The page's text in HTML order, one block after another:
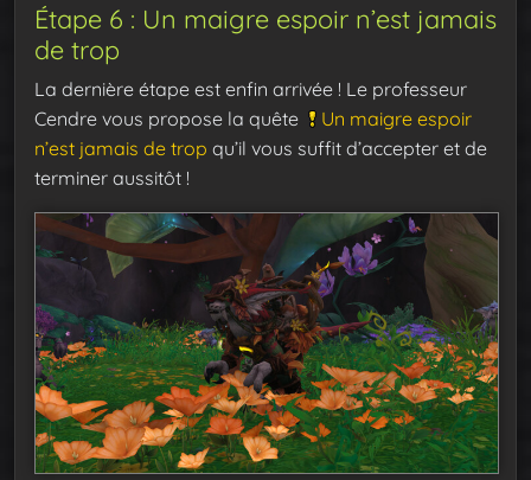
Étape 6 : Un maigre espoir n’est jamais
de trop
La dernière étape est enfin arrivée ! Le professeur
Cendre vous propose la quête
Un maigre espoir
n’est jamais de trop qu’il vous suffit d’accepter et de
terminer aussitôt !